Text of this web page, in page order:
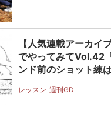
【人気連載アーカイ
でやってみてVol.42
ンド前のショット練
レッスン 週刊GD